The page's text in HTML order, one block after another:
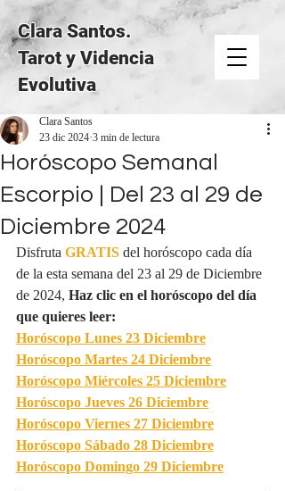
Clara Santos.
Tarot y Videncia
Evolutiva
Horóscopo Semanal
Escorpio | Del 23 al 29 de
Diciembre 2024
Clara Santos
23 dic 20243 min de lectura
Disfruta GRATISdel horóscopo cada día
de la esta semana del 23 al 29 de Diciembre
de 2024, Haz clic en el horóscopo del día
que quieres leer:
Horóscopo Lunes 23 Diciembre
Horóscopo Martes 24 Diciembre
Horóscopo Miércoles 25 Diciembre
Horóscopo Jueves 26 Diciembre
Horóscopo Viernes 27 Diciembre
Horóscopo Sábado 28 Diciembre
Horóscopo Domingo 29 Diciembre